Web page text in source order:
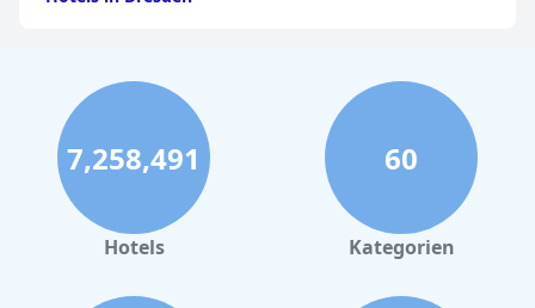
Hotels in Stuttgart
Hotels in Leipzig
Hotels in Bamberg
Hotels in Nürnberg
Hotels in Büsum
7,258,491
Hotels
60
Kategorien